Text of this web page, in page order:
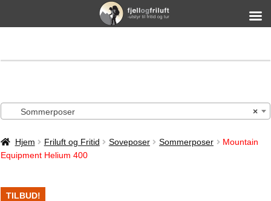
×
Sommerposer
Hjem Friluft og Fritid Soveposer Sommerposer
Mountain
Equipment Helium 400
TILBUD!